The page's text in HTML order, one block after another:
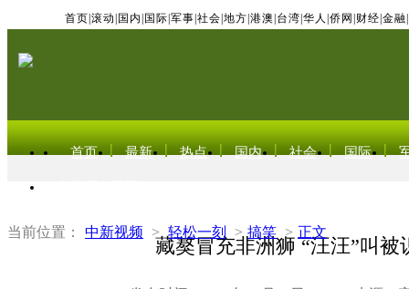
首页 滚动 国内 国际 军事 社会 地方 港澳 台湾 华人 侨网 财经 金融
首页 最新 热点 国内 社会 国际
当前位置： 中新视频 > 轻松一刻 > 搞笑 > 正文
藏獒冒充非洲狮 “汪汪”叫被